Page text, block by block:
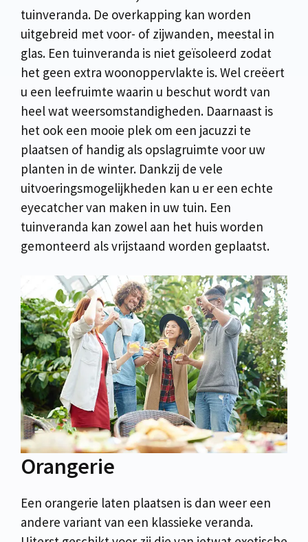
tuinveranda. De overkapping kan worden
uitgebreid met voor- of zijwanden, meestal in
glas. Een tuinveranda is niet geïsoleerd zodat
het geen extra woonoppervlakte is. Wel creëert
u een leefruimte waarin u beschut wordt van
heel wat weersomstandigheden. Daarnaast is
het ook een mooie plek om een jacuzzi te
plaatsen of handig als opslagruimte voor uw
planten in de winter. Dankzij de vele
uitvoeringsmogelijkheden kan u er een echte
eyecatcher van maken in uw tuin. Een
tuinveranda kan zowel aan het huis worden
gemonteerd als vrijstaand worden geplaatst.
Orangerie
Een orangerie laten plaatsen is dan weer een
andere variant van een klassieke veranda.